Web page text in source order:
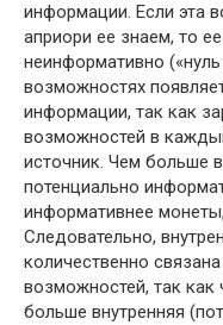
информации. Если эта
априори ее знаем, то
неинформативно
возможностях
информации, так как
возможностей в
источник. Чем больше
потенциально
информативнее
Следовательно,
количественно
возможностей, так как
больше внутренняя